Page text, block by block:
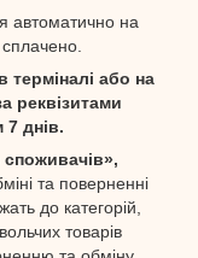
автоматично на
терміналі або на
реквізитами
7 днів.
та поверненні
до категорій,
товарів